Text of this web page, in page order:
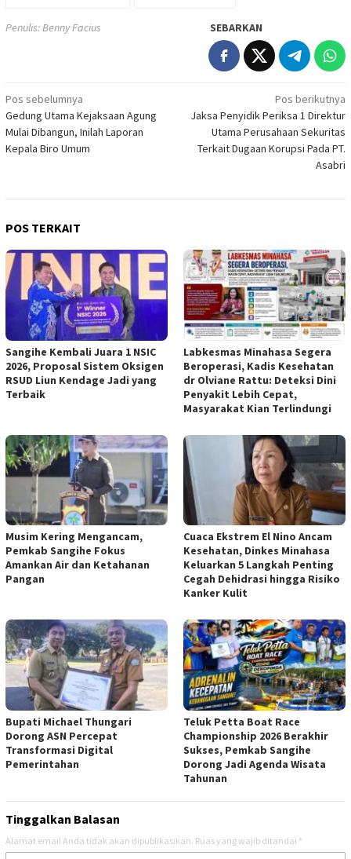
Penulis: Benny Facius SEBARKAN
Navigasi
pos
Pos sebelumnya
Gedung Utama Kejaksaan Agung
Mulai Dibangun, Inilah Laporan
Kepala Biro Umum
Pos berikutnya
Jaksa Penyidik Periksa 1 Direktur
Utama Perusahaan Sekuritas
Terkait Dugaan Korupsi Pada PT.
Asabri
POS TERKAIT
Sangihe Kembali Juara 1 NSIC
2026, Proposal Sistem Oksigen
RSUD Liun Kendage Jadi yang
Terbaik
Labkesmas Minahasa Segera
Beroperasi, Kadis Kesehatan
dr Olviane Rattu: Deteksi Dini
Penyakit Lebih Cepat,
Masyarakat Kian Terlindungi
Musim Kering Mengancam,
Pemkab Sangihe Fokus
Amankan Air dan Ketahanan
Pangan
Cuaca Ekstrem El Nino Ancam
Kesehatan, Dinkes Minahasa
Keluarkan 5 Langkah Penting
Cegah Dehidrasi hingga Risiko
Kanker Kulit
Bupati Michael Thungari
Dorong ASN Percepat
Transformasi Digital
Pemerintahan
Teluk Petta Boat Race
Championship 2026 Berakhir
Sukses, Pemkab Sangihe
Dorong Jadi Agenda Wisata
Tahunan
Tinggalkan Balasan
Alamat email Anda tidak akan dipublikasikan. Ruas yang wajib ditandai *